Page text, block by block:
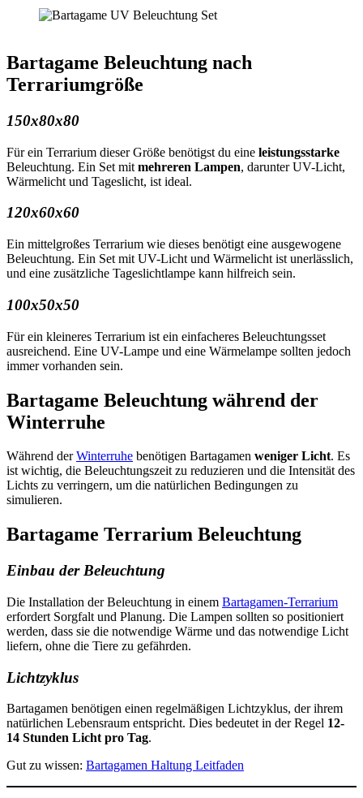
Bartagame Beleuchtung nach
Terrariumgröße
150x80x80
Für ein Terrarium dieser Größe benötigst du eine leistungsstarke
Beleuchtung. Ein Set mit mehreren Lampen, darunter UV-Licht,
Wärmelicht und Tageslicht, ist ideal.
120x60x60
Ein mittelgroßes Terrarium wie dieses benötigt eine ausgewogene
Beleuchtung. Ein Set mit UV-Licht und Wärmelicht ist unerlässlich,
und eine zusätzliche Tageslichtlampe kann hilfreich sein.
100x50x50
Für ein kleineres Terrarium ist ein einfacheres Beleuchtungsset
ausreichend. Eine UV-Lampe und eine Wärmelampe sollten jedoch
immer vorhanden sein.
Bartagame Beleuchtung während der
Winterruhe
Während derWinterruhe benötigen Bartagamen weniger Licht. Es
ist wichtig, die Beleuchtungszeit zu reduzieren und die Intensität des
Lichts zu verringern, um die natürlichen Bedingungen zu
simulieren.
Bartagame Terrarium Beleuchtung
Einbau der Beleuchtung
Die Installation der Beleuchtung in einem Bartagamen-Terrarium
erfordert Sorgfalt und Planung. Die Lampen sollten so positioniert
werden, dass sie die notwendige Wärme und das notwendige Licht
liefern, ohne die Tiere zu gefährden.
Lichtzyklus
Bartagamen benötigen einen regelmäßigen Lichtzyklus, der ihrem
natürlichen Lebensraum entspricht. Dies bedeutet in der Regel 12-
14 Stunden Licht pro Tag.
Gut zu wissen: Bartagamen Haltung Leitfaden